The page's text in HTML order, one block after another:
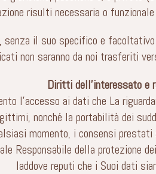
risulti necessaria o
senza il suo specifico e
non saranno da noi trasferiti
Diritti dell’interessato e
l’accesso ai dati che La
nonché la portabilità dei
momento, i consensi
Responsabile della protezione
laddove reputi che i Suoi dati